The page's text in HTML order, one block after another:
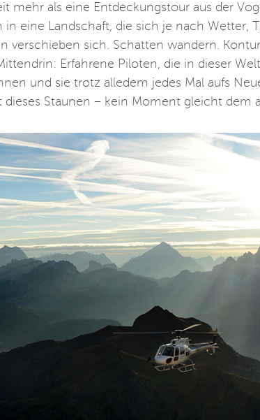
mehr als eine Entdeckungstour aus der
in eine Landschaft, die sich je nach Wetter,
verschieben sich. Schatten wandern.
Erfahrene Piloten, die in dieser
und sie trotz alledem jedes Mal aufs
dieses Staunen – kein Moment gleicht dem